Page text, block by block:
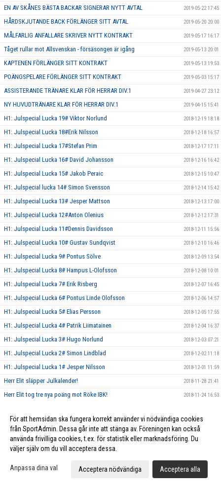
EN AV SKÅNES BÄSTA BACKAR SIGNERAR NYTT AVTAL 2019-05-22 17:45
HÅRDSKJUTANDE BACK FÖRLÄNGER SITT AVTAL 2019-05-20 20:00
MÅLFARLIG ANFALLARE SKRIVER NYTT KONTRAKT 2019-05-17 16:17
Tåget rullar mot Allsvenskan - försäsongen är igång 2019-05-13 20:01
KAPTENEN FÖRLÄNGER SITT KONTRAKT 2019-05-13 19:53
POÄNGSPELARE FÖRLÄNGER SITT KONTRAKT 2019-05-03 15:17
ASSISTERANDE TRÄNARE KLAR FÖR HERRAR DIV.1 2019-04-27 23:12
NY HUVUDTRÄNARE KLAR FÖR HERRAR DIV.1 2019-04-15 15:41
H1: Julspecial Lucka 19# Viktor Norlund 2018-12-19 18:18
H1: Julspecial Lucka 18#Erik Nilsson 2018-12-18 16:57
H1: Julspecial Lucka 17#Stefan Prim 2018-12-17 17:11
H1: Julspecial Lucka 16# David Johansson 2018-12-16 16:42
H1: Julspecial Lucka 15# Jakob Peraic 2018-12-15 10:47
H1: Julspecial lucka 14# Simon Svensson 2018-12-14 15:42
H1: Julspecial Lucka 13# Jesper Mattson 2018-12-13 17:00
H1: Julspecial Lucka 12#Anton Olenius 2018-12-12 17:31
H1: Julspecial Lucka 11#Dennis Davidsson 2018-12-11 15:56
H1: Julspecial Lucka 10# Gustav Sundqvist 2018-12-10 16:46
H1: Julspecial Lucka 9# Pontus Sölve 2018-12-09 13:54
H1: Julspecial Lucka 8# Hampus L-Olofsson 2018-12-08 10:01
H1: Julspecial Lucka 7# Erik Risberg 2018-12-07 16:45
H1: Julspecial Lucka 6# Pontus Linde Olofsson 2018-12-06 14:57
H1: Julspecial Lucka 5# Elias Persson 2018-12-05 17:55
H1: Julspecial Lucka 4# Patrik Liimatainen 2018-12-04 16:37
H1: Julspecial Lucka 3# Hugo Norlund 2018-12-03 07:21
H1: Julspecial Lucka 2# Simon Lindblad 2018-12-02 11:18
H1: Julspecial Lucka 1# Jesper Nilsson 2018-12-01 11:59
Herr Elit släpper Julkalender! 2018-11-28 21:41
Herr Elit tog tre nya poäng mot Röke IBK! 2018-11-24 16:53
Vinst mot Växjö IBK samt Hovshaga AIF för Herr Elit! 2018-11-04 12:28
Vinst mot Halmstad IBK för Herr Elit! 2018-10-18 20:55
Vinst i hemmapremiären för Herr Elit!
Hemmapremiär Herr Elit vs Skurup IBK 30/9 2018-09-29 15:06
2018-07-31 18:53
För att hemsidan ska fungera korrekt använder vi nödvändiga cookies
från SportAdmin. Dessa går inte att stänga av. Föreningen kan också
använda frivilliga cookies, t.ex. för statistik eller marknadsföring. Du
väljer själv om du vill acceptera dessa.
Anpassa dina val Acceptera nödvändiga Acceptera alla